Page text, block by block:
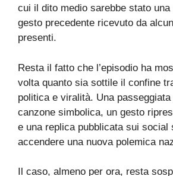
cui il dito medio sarebbe stato
gesto precedente ricevuto da
presenti.
Resta il fatto che l’episodio ha
volta quanto sia sottile il confine
politica e viralità. Una
canzone simbolica, un gesto
e una replica pubblicata sui social
accendere una nuova polemica
Il caso, almeno per ora, resta